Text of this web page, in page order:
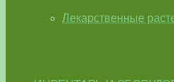
Лекарственные